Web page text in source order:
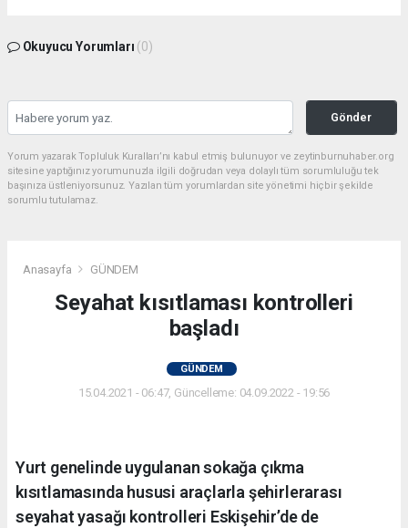
Okuyucu Yorumları (0)
Gönder
Yorum yazarak Topluluk Kuralları’nı kabul etmiş bulunuyor ve zeytinburnuhaber.org
sitesine yaptığınız yorumunuzla ilgili doğrudan veya dolaylı tüm sorumluluğu tek
başınıza üstleniyorsunuz. Yazılan tüm yorumlardan site yönetimi hiçbir şekilde
sorumlu tutulamaz.
Anasayfa GÜNDEM
Seyahat kısıtlaması kontrolleri
başladı
GÜNDEM
15.04.2021 - 06:47, Güncelleme: 04.09.2022 - 19:56
Yurt genelinde uygulanan sokağa çıkma
kısıtlamasında hususi araçlarla şehirlerarası
seyahat yasağı kontrolleri Eskişehir’de de